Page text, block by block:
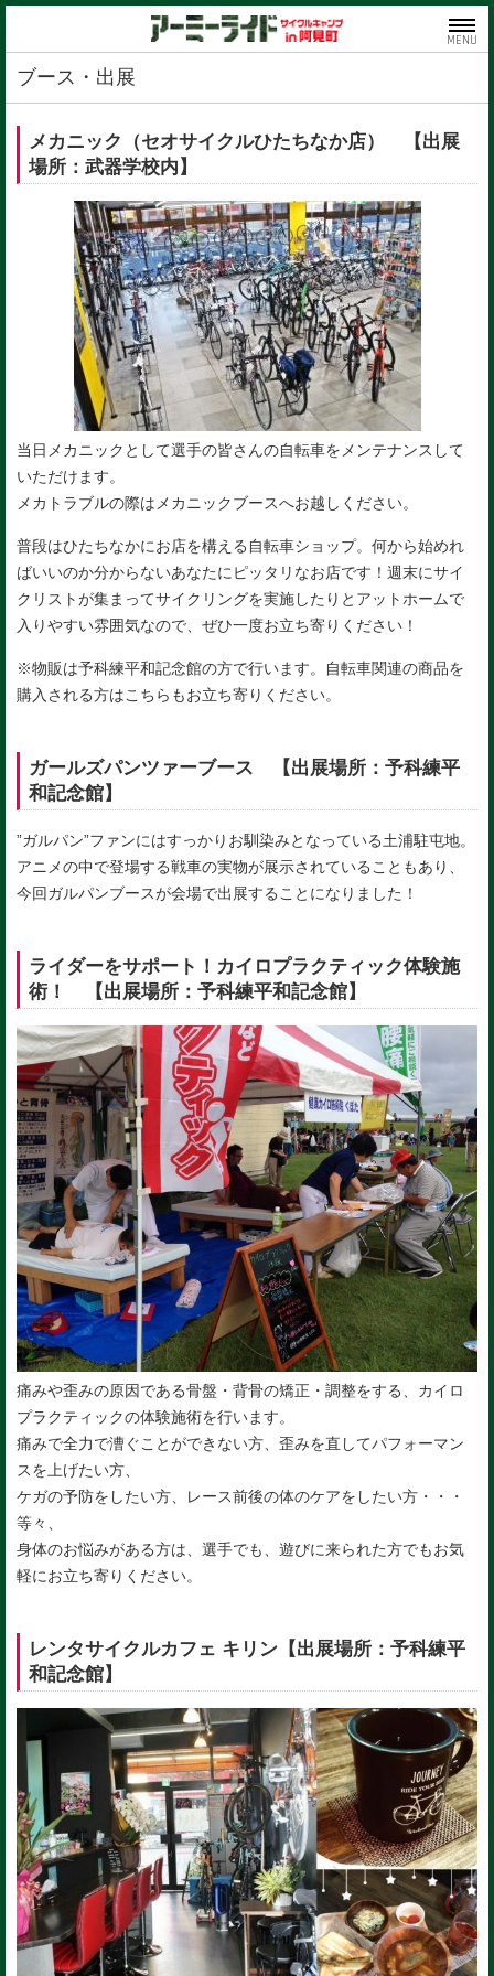
MENU
ブース・出展
メカニック（セオサイクルひたちなか店） 【出展
場所：武器学校内】
当日メカニックとして選手の皆さんの自転車をメンテナンスして
いただけます。
メカトラブルの際はメカニックブースへお越しください。
普段はひたちなかにお店を構える自転車ショップ。何から始めれ
ばいいのか分からないあなたにピッタリなお店です！週末にサイ
クリストが集まってサイクリングを実施したりとアットホームで
入りやすい雰囲気なので、ぜひ一度お立ち寄りください！
※物販は予科練平和記念館の方で行います。自転車関連の商品を
購入される方はこちらもお立ち寄りください。
ガールズパンツァーブース 【出展場所：予科練平
和記念館】
”ガルパン”ファンにはすっかりお馴染みとなっている土浦駐屯地。
アニメの中で登場する戦車の実物が展示されていることもあり、
今回ガルパンブースが会場で出展することになりました！
ライダーをサポート！カイロプラクティック体験施
術！ 【出展場所：予科練平和記念館】
痛みや歪みの原因である骨盤・背骨の矯正・調整をする、 カイロ
プラクティックの体験施術を行います。
痛みで全力で漕ぐことができない方、歪みを直してパフォーマン
スを上げたい方、
ケガの予防をしたい方、レース前後の体のケアをしたい方・・・
等々、
身体のお悩みがある方は、選手でも、 遊びに来られた方でもお気
軽にお立ち寄りください。
レンタサイクルカフェ キリン【出展場所：予科練平
和記念館】